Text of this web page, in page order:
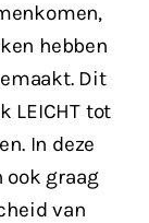
hebben
Dit
LEICHT tot
In deze
graag
van